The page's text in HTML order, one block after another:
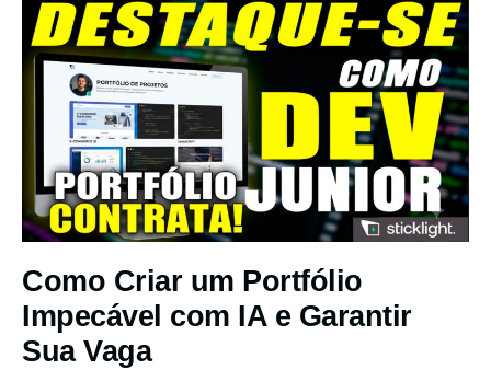
Como Criar um Portfólio
Impecável com IA e Garantir
Sua Vaga